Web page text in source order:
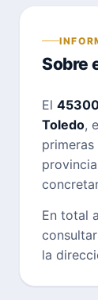
Sobre
El
Toledo,
En total
la